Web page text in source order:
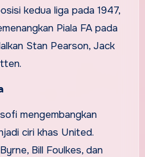
kedua liga pada 1947,
Piala FA pada
Stan Pearson, Jack
mengembangkan
ciri khas United.
Bill Foulkes, dan